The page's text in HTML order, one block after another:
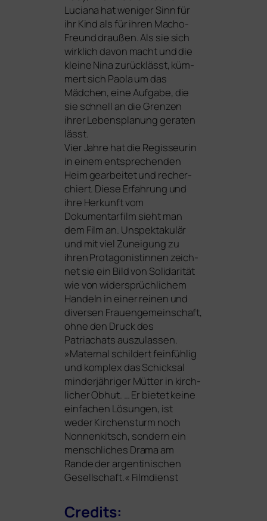
Luciana hat weni­ger Sinn für
ihr Kind als für ihren Macho-
Freund drau­ßen. Als sie sich
wirk­lich davon macht und die
klei­ne Nina zurück­lässt, küm­
mert sich Paola um das
Mädchen, eine Aufgabe, die
sie schnell an die Grenzen
ihrer Lebensplanung gera­ten
lässt.
Vier Jahre hat die Regisseurin
in einem ent­spre­chen­den
Heim gear­bei­tet und recher­
chiert. Diese Erfahrung und
ihre Herkunft vom
Dokumentarfilm sieht man
dem Film an. Unspektakulär
und mit viel Zuneigung zu
ihren Protagonistinnen zeich­
net sie ein Bild von Solidarität
wie von wider­sprüch­li­chem
Handeln in einer rei­nen und
diver­sen Frauengemeinschaft,
ohne den Druck des
Patriachats aus­zu­las­sen.
»Maternal schil­dert fein­füh­lig
und kom­plex das Schicksal
min­der­jäh­ri­ger Mütter in kirch­
li­cher Obhut. … Er bie­tet kei­ne
ein­fa­chen Lösungen, ist
weder Kirchensturm noch
Nonnenkitsch, son­dern ein
mensch­li­ches Drama am
Rande der argen­ti­ni­schen
Gesellschaft.« Filmdienst
Credits: